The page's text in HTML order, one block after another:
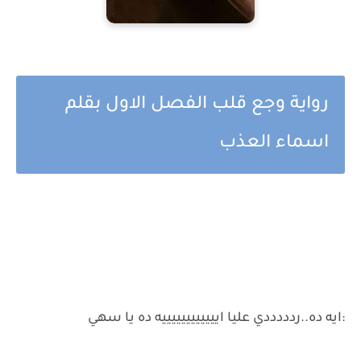
رواية وجع قلب الفصل الاول بقلم
اسماء العذب
:ايه ده..ردددددي عليا اييييييييييييه ده يا سهي